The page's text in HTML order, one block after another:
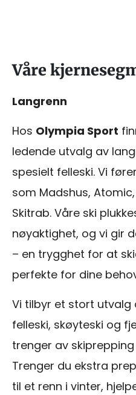
Våre
Langrenn
Hos Olympia Sport
ledende utvalg av
spesielt felleski. Vi
som Madshus, Atomic,
Skitrab. Våre ski
nøyaktighet, og vi gir
– en trygghet for at
perfekte for dine
Vi tilbyr et stort utvalg
felleski, skøyteski og
trenger av
Trenger du ekstra
til et renn i vinter,